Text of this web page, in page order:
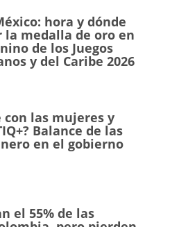
hora y dónde
medalla de oro en
de los Juegos
y del Caribe 2026
con las mujeres y
Balance de las
en el gobierno
el 55% de las